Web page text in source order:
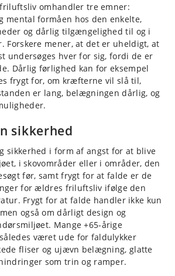
omhandler tre emner:
mental formåen hos den enkelte,
og dårlig tilgængelighed til og i
Forskere mener, at det er uheldigt, at
undersøges hver for sig, fordi de er
Dårlig førlighed kan for eksempel
frygt for, om kræfterne vil slå til,
er lang, belægningen dårlig, og
sikkerhed
sikkerhed i form af angst for at blive
i skovområder eller i områder, den
før, samt frygt for at falde er de
for ældres friluftsliv ifølge den
Frygt for at falde handler ikke kun
også om dårligt design og
Mange +65-årige
været ude for faldulykker
fliser og ujævn belægning, glatte
som trin og ramper.